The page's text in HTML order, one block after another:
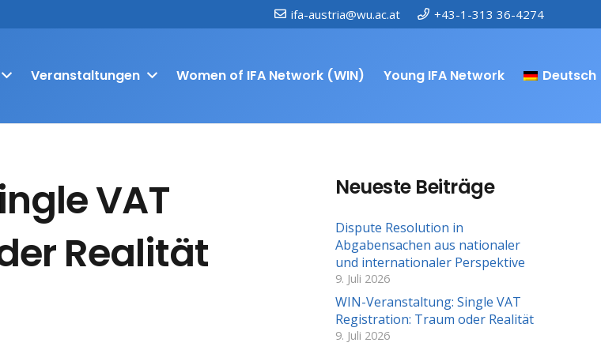
ifa-austria@wu.ac.at +43-1-313 36-4274
Veranstaltungen Women of IFA Network (WIN) Young IFA Network Deutsch
VAT
Realität
Neueste Beiträge
Dispute Resolution in
Abgabensachen aus nationaler
und internationaler Perspektive
9. Juli 2026
WIN-Veranstaltung: Single VAT
Registration: Traum oder Realität
9. Juli 2026